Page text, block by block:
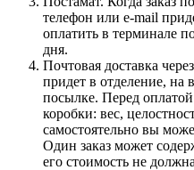
телефон или e-mail
оплатить в терминале
дня.
Почтовая доставка
придет в отделение, на
посылке. Перед
коробки: вес,
самостоятельно вы
Один заказ может
его стоимость не